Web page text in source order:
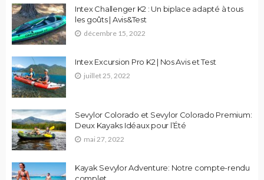
Intex Challenger K2 : Un biplace adapté à tous
les goûts | Avis&Test
décembre 15, 2022
Intex Excursion Pro K2 | Nos Avis et Test
juillet 25, 2022
Sevylor Colorado et Sevylor Colorado Premium:
Deux Kayaks Idéaux pour l’Été
mai 27, 2022
Kayak Sevylor Adventure: Notre compte-rendu
complet